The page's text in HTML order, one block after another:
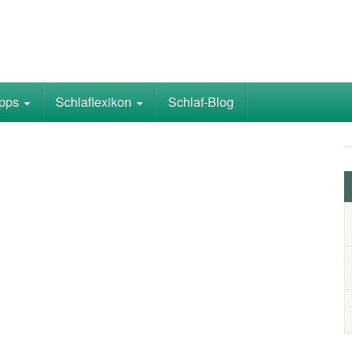
Schlaflexikon Schlaf-Blog